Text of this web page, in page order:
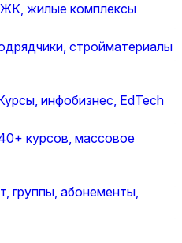
жилые комплексы
стройматериалы
инфобизнес, EdTech
курсов, массовое
группы, абонементы,